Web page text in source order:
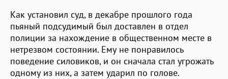
Как установил суд, в декабре прошлого года
пьяный подсудимый был доставлен в отдел
полиции за нахождение в общественном месте в
нетрезвом состоянии. Ему не понравилось
поведение силовиков, и он сначала стал угрожать
одному из них, а затем ударил по голове.